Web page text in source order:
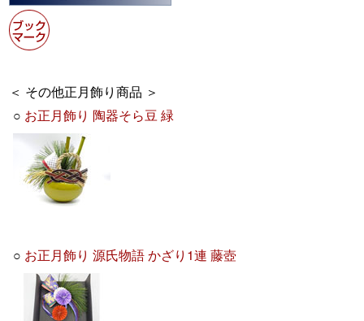
＜ その他正月飾り商品 ＞
○ お正月飾り 陶器そら豆 緑
○ お正月飾り 源氏物語 かざり1連 藤壺